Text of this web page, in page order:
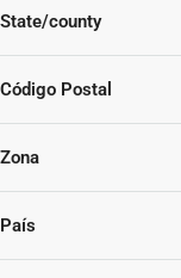
State/county
Código Postal
Zona
País